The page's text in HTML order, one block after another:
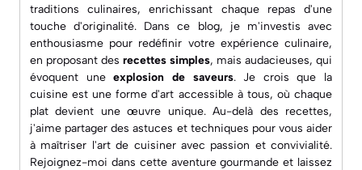
traditions culinaires, enrichissant chaque repas d'une
touche d'originalité. Dans ce blog, je m'investis avec
enthousiasme pour redéfinir votre expérience culinaire,
en proposant des recettes simples, mais audacieuses, qui
évoquent uneexplosion de saveurs. Je crois que la
cuisine est une forme d'art accessible à tous, où chaque
plat devient une œuvre unique. Au-delà des recettes,
j'aime partager des astuces et techniques pour vous aider
à maîtriser l'art de cuisiner avec passion et convivialité.
Rejoignez-moi dans cette aventure gourmande et laissez